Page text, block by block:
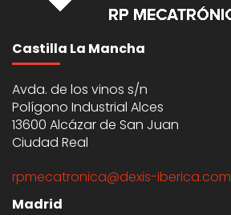
Castilla La Mancha
Avda. de los vinos s/n
Polígono Industrial Alces
13600 Alcázar de San Juan
Ciudad Real
rpmecatronica@dexis-iberica.com
Madrid